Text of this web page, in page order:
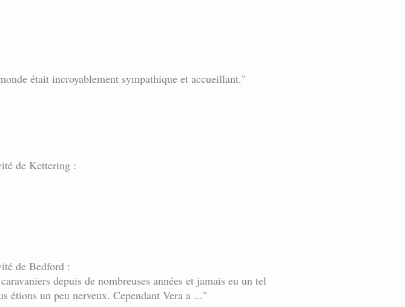
était incroyablement sympathique et accueillant."
de Kettering :
de Bedford :
depuis de nombreuses années et jamais eu un tel
étions un peu nerveux. Cependant Vera a ..."